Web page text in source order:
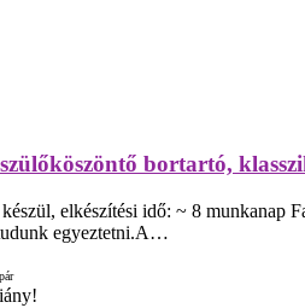
bortartó,
elkészítési idő: ~ 8 munkanap
egyeztetni.A…